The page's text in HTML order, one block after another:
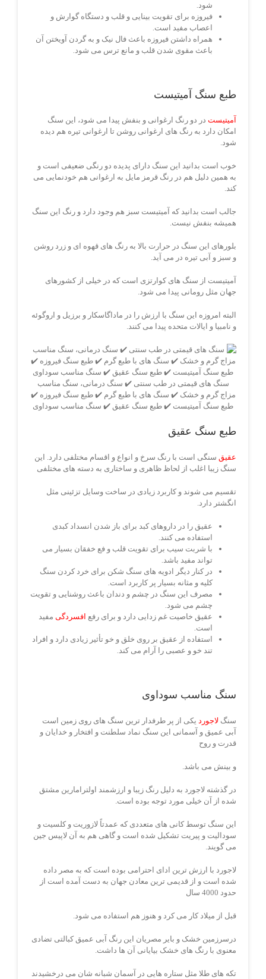
شود.
فیروزه برای تقویت بینایی و قلب و دستگاه گوارش و
اعصاب مفید است.
همراه داشتن فیروزه باعث فال نیک و به گردن آویختن آن
باعث مقوی شدن قلب و مانع ترس می شود.
طبع سنگ آمیتیست
آمیتیست در دو رنگ ارغوانی و بنفش پیدا می شود، این سنگ
امکان دارد به رنگ های ارغوانی روشن تا ارغوانی تیره هم دیده
شود.
خوب است بدانید این سنگ دارای پدیده دو رنگی ضعیفی است و
به همین دلیل هم در رنگ قرمز مایل به ارغوانی هم خودنمایی می
کند.
جالب است بدانید که آمیتیست سبز هم وجود دارد و رنگ این سنگ
همیشه بنفش نیست.
بلورهای این سنگ در حرارت بالا به رنگ های قهوه ای و زرد روشن
و سبز و آبی تیره در می آید.
آمیتیست از سنگ های کوارتزی است که در خیلی از کشورهای
جهان مثل رومانی پیدا می شود.
البته امروزه این سنگ با ارزش را در ماداگاسکار و برزیل و اروگوئه
و نامبیا و ایالات متحده پیدا می کنند.
سنگ های قیمتی در طب سنتی ✔️ سنگ درمانی، سنگ مناسب
مزاج گرم و خشک ✔️ سنگ های با طبع گرم ✔️ طبع سنگ فیروزه ✔️
طبع سنگ آمیتیست ✔️ طبع سنگ عقیق ✔️ سنگ مناسب سوداوی
طبع سنگ عقیق
عقیق سنگی است با رنگ سرخ و انواع و اقسام مختلفی دارد. این
سنگ زیبا اغلب از لحاظ ظاهری و ساختاری به دسته های مختلفی
تقسیم می شوند و کاربرد زیادی در ساخت وسایل تزئینی مثل
انگشتر دارد.
عقیق را در داروهای کبد برای باز شدن انسداد کبدی
استفاده می کنند.
با شربت سیب برای تقویت قلب و فع خفقان بسیار می
تواند مفید باشد.
در کنار دیگر ادویه های سنگ شکن برای خرد کردن سنگ
کلیه و مثانه بسیار پر کاربرد است.
مصرف این سنگ در چشم و دندان باعث روشنایی و تقویت
چشم می شود.
عقیق خاصیت غم زدایی دارد و برای رفع افسردگی مفید
است.
استفاده از عقیق بر روی خلق و خو تأثیر زیادی دارد و افراد
تند خو و عصبی را آرام می کند.
سنگ مناسب سوداوی
سنگ لاجورد یکی از پر طرفدار ترین سنگ های روی زمین است
آبی عمیق و آسمانی این سنگ نماد سلطنت و افتخار و خدایان و
قدرت و روح
و بینش می باشد.
در گذشته لاجورد به دلیل رنگ زیبا و ارزشمند اولترامارین مشتق
شده از آن خیلی مورد توجه بوده است.
این سنگ توسط کانی های متعددی که عمدتاً لازوریت و کلسیت و
سودالیت و پیریت تشکیل شده است و گاهی هم به آن لاپیس جین
می گویند.
لاجورد با ارزش ترین ادای احترامی بوده است که به مصر داده
شده است و از قدیمی ترین معادن جهان به دست آمده است از
حدود 4000 سال
قبل از میلاد کار می کرد و هنوز هم استفاده می شود.
درسرزمین خشک و بایر مصریان این رنگ آبی عمیق کبالتی تضادی
معنوی با رنگ های خشک بیایانی آن ها داشت.
تکه های طلا مثل ستاره هایی در آسمان شبانه شان می درخشیدند